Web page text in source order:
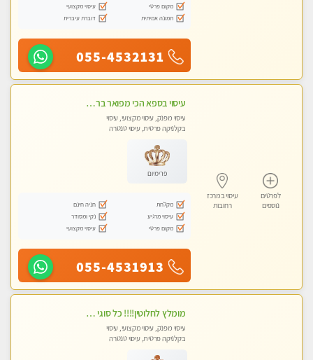
מקום פרטי
עיסוי מקצועי
תמונה אמיתית
דוברת עיברית
055-4532131
לפרטים
נוספים
עיסוי במרכז
רחובות
עיסוי בספא הכי מפואר ברחובות והסביבה בהתחייבות
עיסוי מפנק, עיסוי מקצועי, עיסוי
בקלניקה פרטית, עיסוי טנטרה
פרימיום
מקלחת
חניה חינם
עיסוי מרגיע
נקי ומסודר
מקום פרטי
עיסוי מקצועי
055-4531913
מומלץ לחלוטין!!!! כל סוגי העיסויים מעסה מקצועית ואיכותית פרטי!!!
עיסוי מפנק, עיסוי מקצועי, עיסוי
בקלניקה פרטית, עיסוי טנטרה